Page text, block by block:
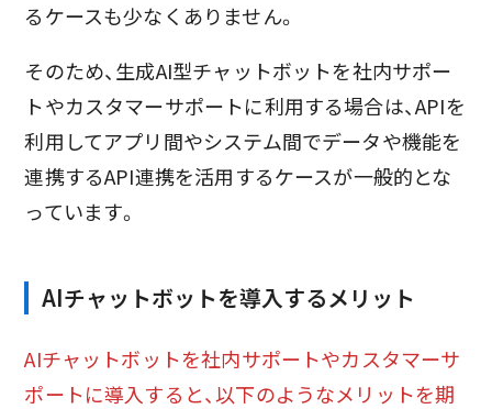
るケースも少なくありません。
そのため、生成AI型チャットボットを社内サポー
トやカスタマーサポートに利用する場合は、APIを
利用してアプリ間やシステム間でデータや機能を
連携するAPI連携を活用するケースが一般的とな
っています。
AIチャットボットを導入するメリット
AIチャットボットを社内サポートやカスタマーサ
ポートに導入すると、以下のようなメリットを期